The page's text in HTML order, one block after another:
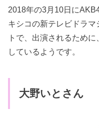
2018年の3月10日に
キシコの新テレビドラ
トで、出演されるため
しているようです。
大野いとさん